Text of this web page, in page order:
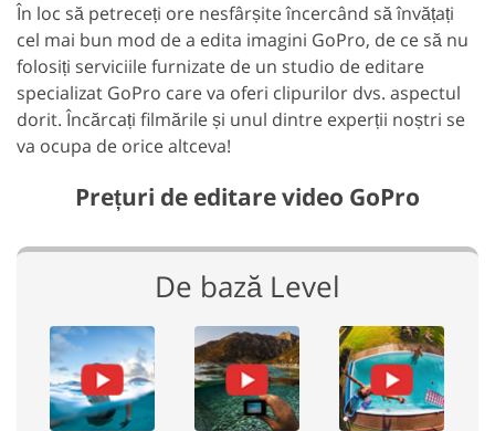
În loc să petreceți ore nesfârșite încercând să învățați
cel mai bun mod de a edita imagini GoPro, de ce să nu
folosiți serviciile furnizate de un studio de editare
specializat GoPro care va oferi clipurilor dvs. aspectul
dorit. Încărcați filmările și unul dintre experții noștri se
va ocupa de orice altceva!
Prețuri de editare video GoPro
De bază Level